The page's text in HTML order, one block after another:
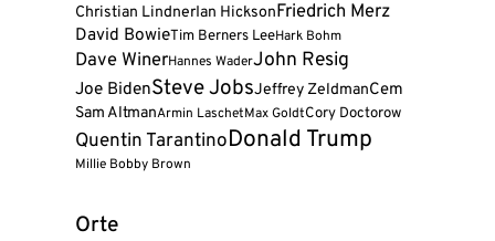
Christian LindnerIan HicksonFriedrich Merz
David BowieTim Berners LeeHark Bohm
Dave WinerHannes WaderJohn Resig
Joe BidenSteve JobsJeffrey ZeldmanCem
Sam AltmanArmin LaschetMax GoldtCory Doctorow
Quentin TarantinoDonald Trump
Millie Bobby Brown
Orte